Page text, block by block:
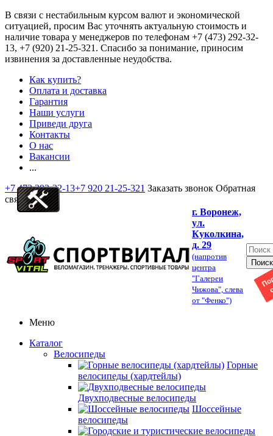
В связи с нестабильным курсом валют и экономической
ситуацией, просим Вас уточнять актуальную стоимость и
наличие товара у менеджеров по телефонам +7 (473) 292-32-
13, +7 (920) 21-25-321 . Спасибо за понимание, приносим
извинения за доставленные неудобства.
Как купить?
Оплата и доставка
Гарантия
Наши услуги
Приведи друга
Контакты
О нас
Вакансии
...
+7 473 292-32-13+7 920 21-25-321 Заказать звонок Обратная
связь
г. Воронеж,
ул.
Куколкина,
д. 29
(напротив
центра
"Галереи
Чижова", слева
от "Фенко")
Меню
Каталог
Велосипеды
Горные
велосипеды (хардтейлы)
Двухподвесные велосипеды
Шоссейные
велосипеды